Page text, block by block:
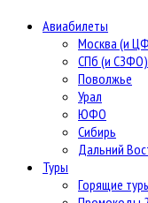
Авиабилеты
Москва (и
СПб (и СЗФО)
Поволжье
Урал
ЮФО
Сибирь
Дальний
Туры
Горящие